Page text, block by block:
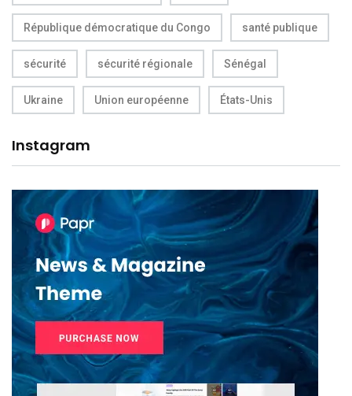
République démocratique du Congo santé publique
sécurité sécurité régionale Sénégal
Ukraine Union européenne États-Unis
Instagram